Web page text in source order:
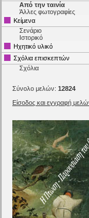
Από την ταινία
Άλλες φωτογραφίες
Κείμενα
Σενάριο
Ιστορικό
Ηχητικό υλικό
Σχόλια επισκεπτών
Σχόλια
Σύνολο μελών: 12824
Είσοδος και εγγραφή